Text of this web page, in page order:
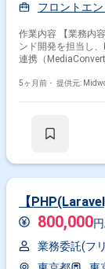
フロントエ
作業内容 【業務内容】 動画エンコード業務システムにおけるフ
ンド開発を担当し
連携（MediaConvert等）を行います。
・PHPバックエンドとの連携対応 ・動画エン
5ヶ月前・ 提供元:
【
800,000
業務委託(フ